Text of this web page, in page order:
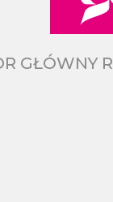
GŁÓWNY